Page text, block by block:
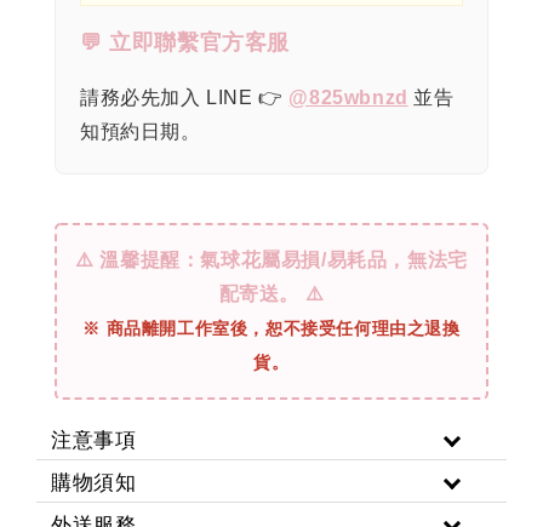
💬 立即聯繫官方客服
請務必先加入 LINE 👉 @825wbnzd 並告
知預約日期。
⚠️ 溫馨提醒：氣球花屬易損/易耗品，無法宅
配寄送。 ⚠️
※ 商品離開工作室後，恕不接受任何理由之退換
貨。
注意事項
購物須知